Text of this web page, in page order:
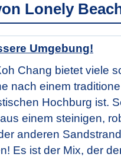
Lonely
Umgebung!
Chang bietet viele
nach einem
Hochburg ist.
einem steinigen,
anderen
Es ist der Mix, der